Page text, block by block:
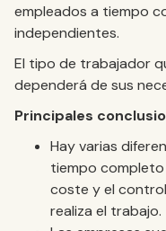
empleados a tiempo
independientes.
El tipo de trabajador
dependerá de sus
Principales
Hay varias
tiempo
coste y el
realiza el trabajo.